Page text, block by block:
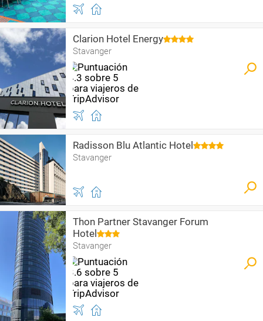
Clarion Hotel Energy
Stavanger
Radisson Blu Atlantic Hotel
Stavanger
Thon Partner Stavanger Forum
Hotel
Stavanger